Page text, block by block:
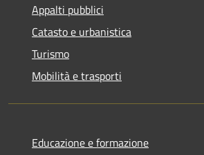
Appalti pubblici
Catasto e urbanistica
Turismo
Mobilità e trasporti
Educazione e formazione